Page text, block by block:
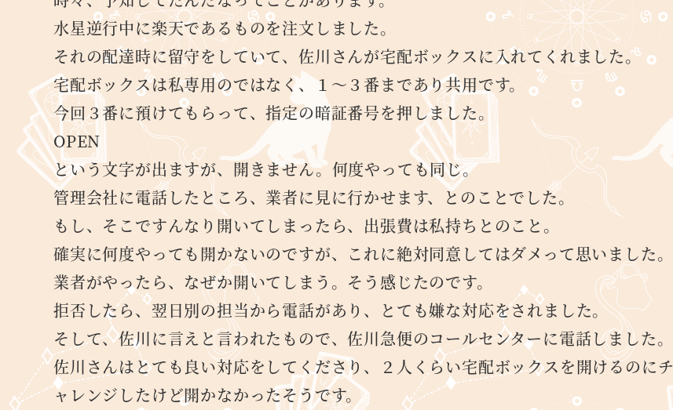
水星逆行中に楽天であるものを注文しました。
それの配達時に留守をしていて、佐川さんが宅配ボックスに入れてくれました。
宅配ボックスは私専用のではなく、１～３番まであり共用です。
今回３番に預けてもらって、指定の暗証番号を押しました。
OPEN
という文字が出ますが、開きません。何度やっても同じ。
管理会社に電話したところ、業者に見に行かせます、とのことでした。
もし、そこですんなり開いてしまったら、出張費は私持ちとのこと。
確実に何度やっても開かないのですが、これに絶対同意してはダメって思いました。
業者がやったら、なぜか開いてしまう。そう感じたのです。
拒否したら、翌日別の担当から電話があり、とても嫌な対応をされました。
そして、佐川に言えと言われたもので、佐川急便のコールセンターに電話しました。
佐川さんはとても良い対応をしてくださり、２人くらい宅配ボックスを開けるのにチ
ャレンジしたけど開かなかったそうです。